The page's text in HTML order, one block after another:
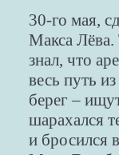
30-го мая,
Макса Лёва.
знал, что
весь путь
берег –
шарахался
и бросился